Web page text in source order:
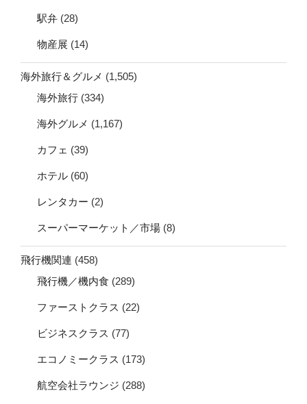
駅弁 (28)
物産展 (14)
海外旅行＆グルメ (1,505)
海外旅行 (334)
海外グルメ (1,167)
カフェ (39)
ホテル (60)
レンタカー (2)
スーパーマーケット／市場 (8)
飛行機関連 (458)
飛行機／機内食 (289)
ファーストクラス (22)
ビジネスクラス (77)
エコノミークラス (173)
航空会社ラウンジ (288)